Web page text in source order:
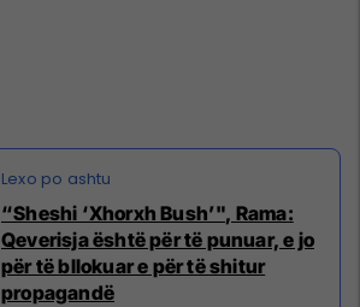
“Sheshi ‘Xhorxh Bush’", Rama:
Qeverisja është për të punuar, e jo
për të bllokuar e për të shitur
propagandë